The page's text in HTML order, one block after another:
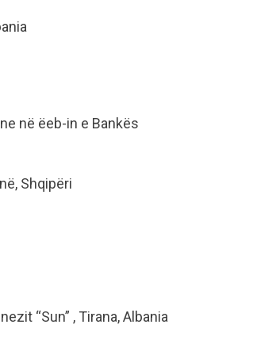
në ëeb-in e Bankës
Shqipëri
“Sun” , Tirana, Albania